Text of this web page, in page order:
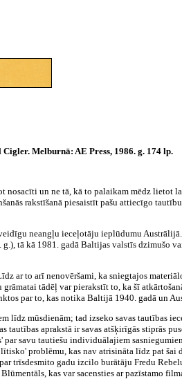
Melburnā: AE Press, 1986. g. 174 lp.
nosacīti un ne tā, kā to palaikam mēdz lietot
rakstīšanā piesaistīt pašu attiecīgo
neangļu ieceļotāju ieplūdumu Austrālijā.
tā kā 1981. gadā Baltijas valstīs dzimušo
ar to arī nenovēršami, ka sniegtajos
tādēļ var pierakstīt to, ka šī
par to, kas notika Baltijā 1940. gadā un
līdz mūsdienām; tad izseko savas tautības
aprakstā ir savas atšķirīgās stiprās
savu tautiešu individuālajiem
problēmu, kas nav atrisināta līdz pat šai
trīsdesmito gadu izcilo burātāju Fredu
kas var sacensties ar pazīstamo